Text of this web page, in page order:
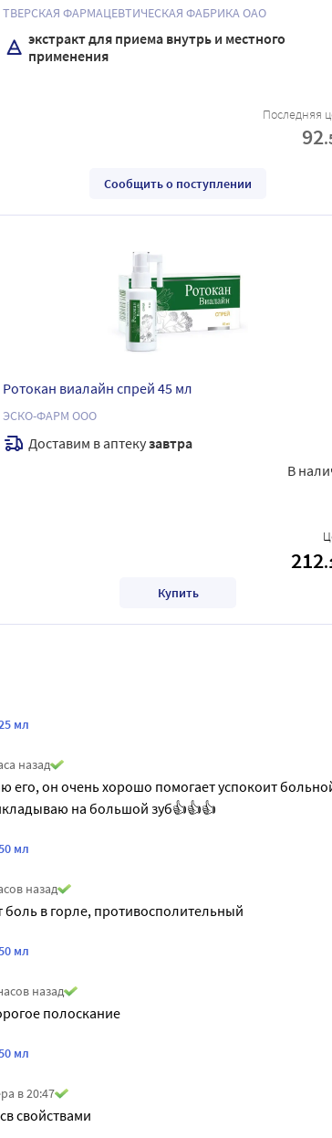
ТВЕРСКАЯ ФАРМАЦЕВТИЧЕСКАЯ ФАБРИКА ОАО
экстракт для приема внутрь и местного
применения
Последняя
92
Сообщить о поступлении
Ротокан виалайн спрей 45 мл
ЭСКО-ФАРМ ООО
Доставим в аптекузавтра
В
212
Купить
мл
назад
его, он очень хорошо помогает успокоит
на большой зуб👍👍👍
мл
назад
боль в горле, противосполительный
мл
назад
полоскание
мл
в 20:47
свойствами